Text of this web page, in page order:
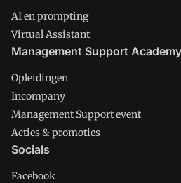
AI en prompting
Virtual Assistant
Management Support Academy
Opleidingen
Incompany
Management Support event
Acties & promoties
Socials
Facebook